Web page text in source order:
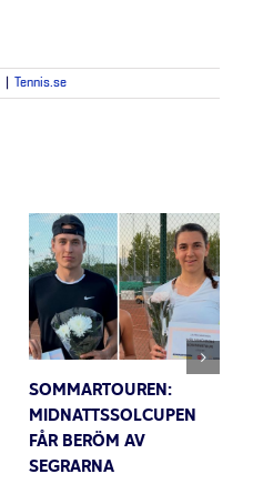
Tennis.se
SOMMARTOUREN:
MIDNATTSSOLCUPEN
FÅR BERÖM AV
SEGRARNA